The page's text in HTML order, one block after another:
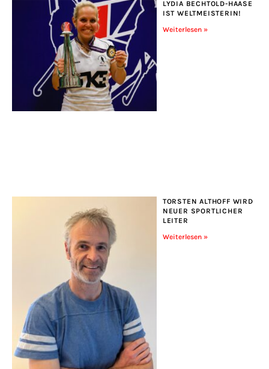
LYDIA BECHTOLD-HAASE
IST WELTMEISTERIN!
Weiterlesen »
TORSTEN ALTHOFF WIRD
NEUER SPORTLICHER
LEITER
Weiterlesen »